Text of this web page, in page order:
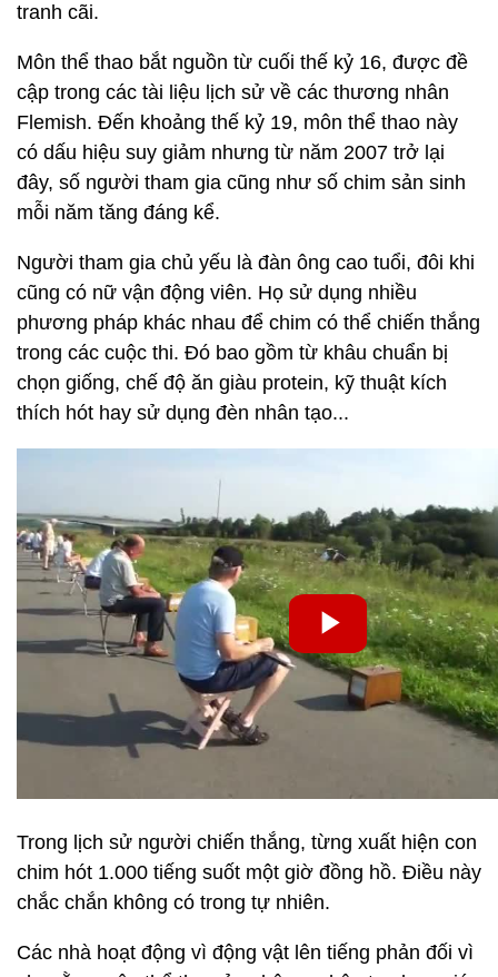
tranh cãi.
Môn thể thao bắt nguồn từ cuối thế kỷ 16, được đề
cập trong các tài liệu lịch sử về các thương nhân
Flemish. Đến khoảng thế kỷ 19, môn thể thao này
có dấu hiệu suy giảm nhưng từ năm 2007 trở lại
đây, số người tham gia cũng như số chim sản sinh
mỗi năm tăng đáng kể.
Người tham gia chủ yếu là đàn ông cao tuổi, đôi khi
cũng có nữ vận động viên. Họ sử dụng nhiều
phương pháp khác nhau để chim có thể chiến thắng
trong các cuộc thi. Đó bao gồm từ khâu chuẩn bị
chọn giống, chế độ ăn giàu protein, kỹ thuật kích
thích hót hay sử dụng đèn nhân tạo...
Trong lịch sử người chiến thắng, từng xuất hiện con
chim hót 1.000 tiếng suốt một giờ đồng hồ. Điều này
chắc chắn không có trong tự nhiên.
Các nhà hoạt động vì động vật lên tiếng phản đối vì